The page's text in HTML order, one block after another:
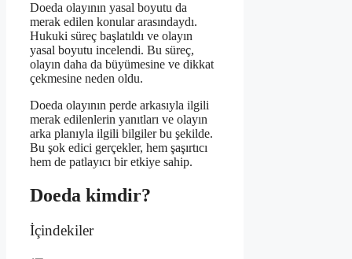
Doeda olayının yasal boyutu da
merak edilen konular arasındaydı.
Hukuki süreç başlatıldı ve olayın
yasal boyutu incelendi. Bu süreç,
olayın daha da büyümesine ve dikkat
çekmesine neden oldu.
Doeda olayının perde arkasıyla ilgili
merak edilenlerin yanıtları ve olayın
arka planıyla ilgili bilgiler bu şekilde.
Bu şok edici gerçekler, hem şaşırtıcı
hem de patlayıcı bir etkiye sahip.
Doeda kimdir?
İçindekiler